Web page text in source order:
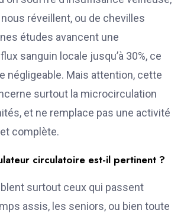
réveillent, ou de chevilles
études avancent une
sanguin locale jusqu’à 30%, ce
négligeable. Mais attention, cette
surtout la microcirculation
et ne remplace pas une activité
complète.
circulatoire est-il pertinent ?
surtout ceux qui passent
assis, les seniors, ou bien toute